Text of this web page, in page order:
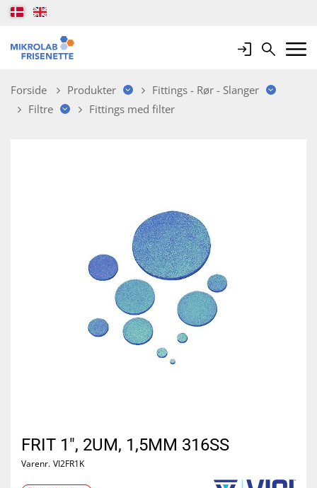
LoginSearchMobile
Forside Produkter
Fittings - Rør - Slanger
Filtre
Fittings med filter
FRIT 1", 2UM, 1,5MM 316SS
Varenr. VI2FR1K